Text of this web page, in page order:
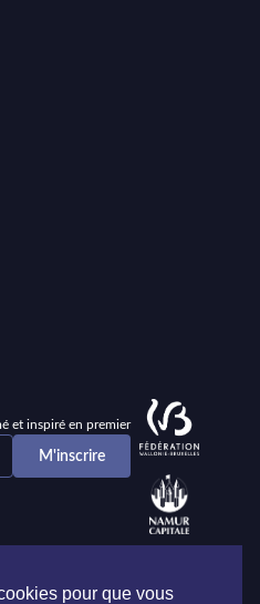
et inspiré en premier
pour que vous